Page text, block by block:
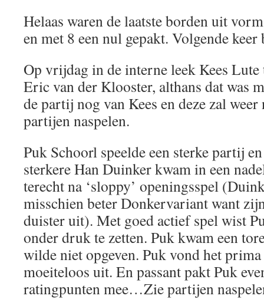
Helaas waren de laatste borden uit
en met 8 een nul gepakt. Volgende keer
Op vrijdag in de interne leek Kees Lute
Eric van der Klooster, althans dat was
de partij nog van Kees en deze zal
partijen naspelen.
Puk Schoorl speelde een sterke partij
sterkere Han Duinker kwam in een
terecht na ‘sloppy’ openingsspel
misschien beter Donkervariant want
duister uit). Met goed actief spel wist
onder druk te zetten. Puk kwam een
wilde niet opgeven. Puk vond het
moeiteloos uit. En passant pakt Puk
ratingpunten mee…Zie partijen